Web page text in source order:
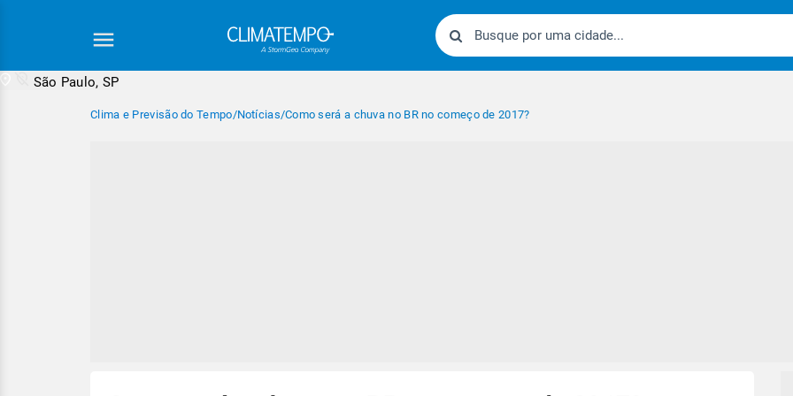
São Paulo, SP
Clima e Previsão do Tempo/Notícias/Como será a chuva no BR no começo de 2017?